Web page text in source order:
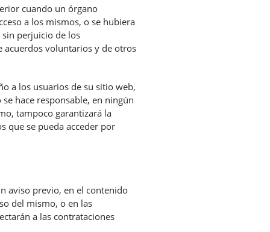
cuando un órgano
a los mismos, o se hubiera
sin perjuicio de los
acuerdos voluntarios y de otros
a los usuarios de su sitio web,
hace responsable, en ningún
tampoco garantizará la
que se pueda acceder por
aviso previo, en el contenido
del mismo, o en las
a las contrataciones